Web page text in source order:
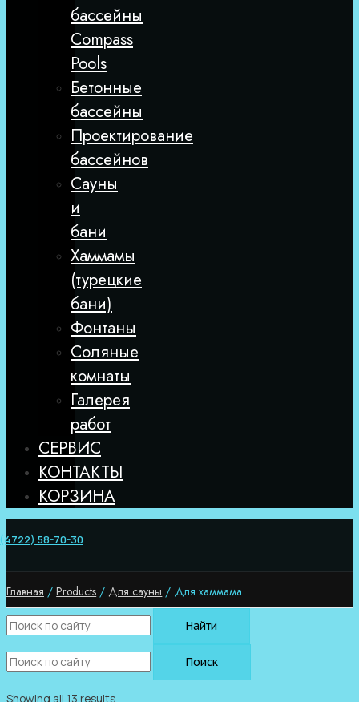
бассейны
Compass
Pools
Бетонные
бассейны
Проектирование
бассейнов
Сауны
и
бани
Хаммамы
(турецкие
бани)
Фонтаны
Соляные
комнаты
Галерея
работ
СЕРВИС
КОНТАКТЫ
КОРЗИНА
58-70-30
Главная Products Для сауны Для хаммама
Найти
Поиск
Showing all 13 results